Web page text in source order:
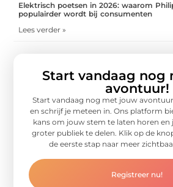
Elektrisch poetsen in 2026: waarom
populairder wordt bij consumenten
Lees verder »
Start vandaag nog
avontuur!
Start vandaag nog met jouw
en schrijf je meteen in. Ons platform
kans om jouw stem te laten horen
groter publiek te delen. Klik op de
de eerste stap naar meer
Registreer nu!